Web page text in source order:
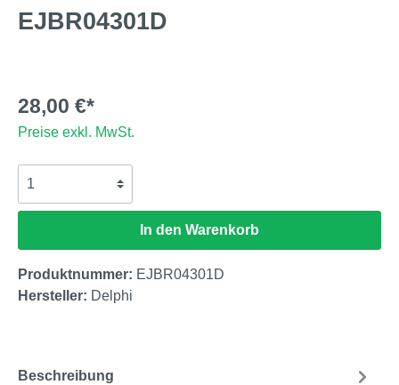
EJBR04301D
28,00 €*
Preise exkl. MwSt.
In den Warenkorb
Produktnummer: EJBR04301D
Hersteller: Delphi
Beschreibung